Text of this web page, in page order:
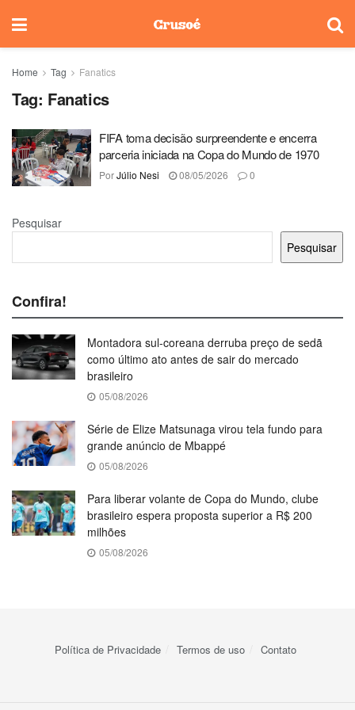
Home Tag Fanatics
Tag: Fanatics
FIFA toma decisão surpreendente e encerra
parceria iniciada na Copa do Mundo de 1970
PorJúlio Nesi 08/05/2026 0
Pesquisar
Pesquisar
Confira!
Montadora sul-coreana derruba preço de sedã
como último ato antes de sair do mercado
brasileiro
05/08/2026
Série de Elize Matsunaga virou tela fundo para
grande anúncio de Mbappé
05/08/2026
Para liberar volante de Copa do Mundo, clube
brasileiro espera proposta superior a R$ 200
milhões
05/08/2026
Política de Privacidade Termos de uso Contato